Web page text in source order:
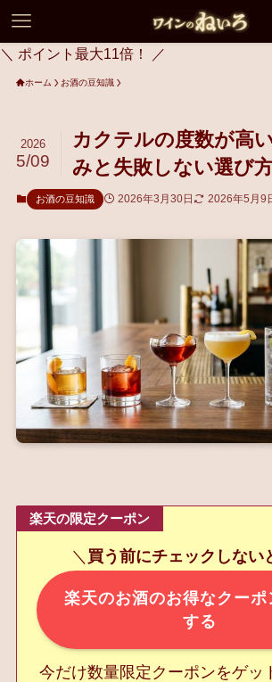
＼ ポイント最大11倍！ ／
ホーム お酒の豆知識
カクテルの度数が高
みと失敗しない選び
2026
5/09
お酒の豆知識 2026年3月30日 2026年5月9
楽天の限定クーポン
＼ 買う前にチェックしない
楽天のお酒のお得なクーポ
する
今だけ数量限定クーポンをゲッ